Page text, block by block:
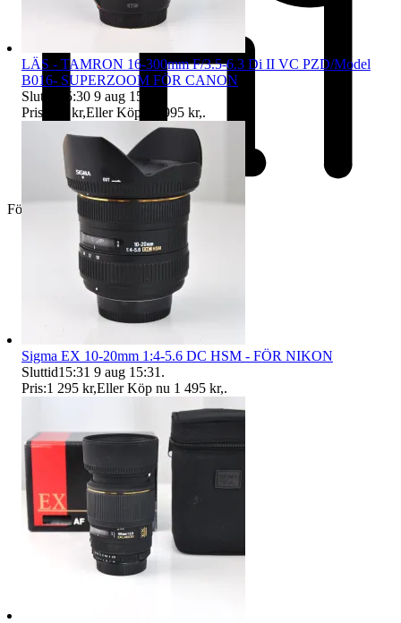
Företag
LÄS - TAMRON 16-300mm F/3.5-6.3 Di II VC PZD/Model
B016- SUPERZOOM FÖR CANON
Sluttid
15:30 9 aug 15:30
Pris:
795 kr,Eller Köp nu 995 kr,.
Sigma EX 10-20mm 1:4-5.6 DC HSM - FÖR NIKON
Sluttid15:31 9 aug 15:31 .
Pris:1 295 kr,Eller Köp nu 1 495 kr,.